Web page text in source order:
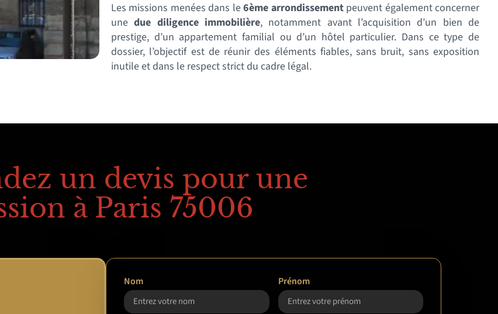
Les missions menées dans le6ème arrondissementpeuvent également concerner
unedue diligence immobilière, notamment avant l’acquisition d’un bien de
prestige, d’un appartement familial ou d’un hôtel particulier. Dans ce type de
dossier, l’objectif est de réunir des éléments fiables, sans bruit, sans exposition
inutile et dans le respect strict du cadre légal.
un devis pour une
à Paris 75006
Nom Prénom